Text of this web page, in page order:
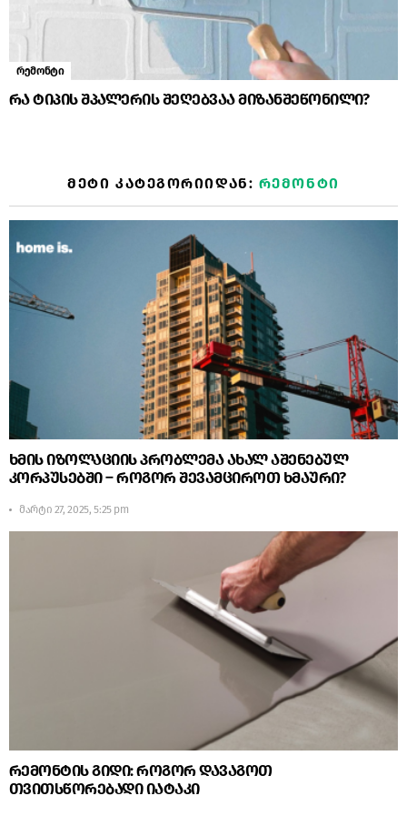
რემონტი
რა ტიპის შპალერის შეღებვაა მიზანშეწონილი?
ᲛᲔᲢᲘ ᲙᲐᲢᲔᲒᲝᲠᲘᲘᲓᲐᲜ: ᲠᲔᲛᲝᲜᲢᲘ
ხმის იზოლაციის პრობლემა ახალ აშენებულ
კორპუსებში – როგორ შევამციროთ ხმაური?
მარტი 27, 2025, 5:25 pm
რემონტის გიდი: როგორ დავაგოთ
თვითსწორებადი იატაკი